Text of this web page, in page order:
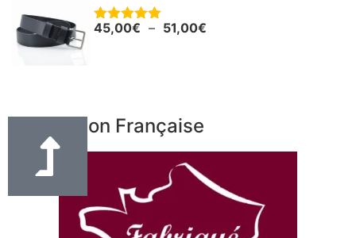
Note5.00
45,00€ – 51,00€
Fabrication Française